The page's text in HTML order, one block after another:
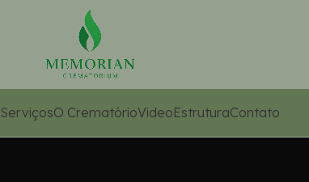
ServiçosO CrematórioVideoEstruturaContato